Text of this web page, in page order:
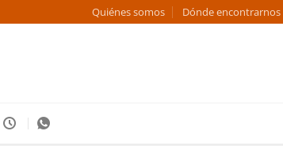
Quiénes somos Dónde encontrarnos